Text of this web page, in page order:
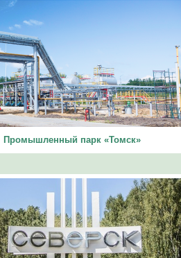
Промышленный парк «Томск»